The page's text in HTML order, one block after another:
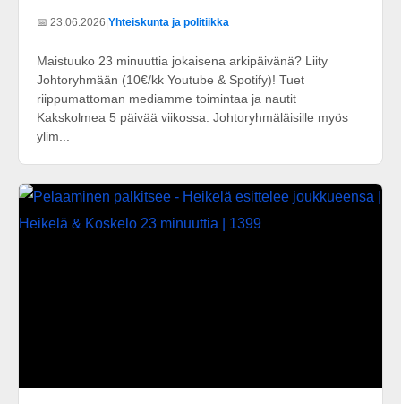
📅 23.06.2026|Yhteiskunta ja politiikka
Maistuuko 23 minuuttia jokaisena arkipäivänä? Liity
Johtoryhmään (10€/kk Youtube & Spotify)! Tuet
riippumattoman mediamme toimintaa ja nautit
Kakskolmea 5 päivää viikossa. Johtoryhmäläisille myös
ylim...